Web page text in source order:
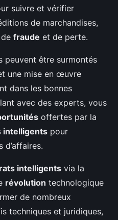
suivre et vérifier
de marchandises,
fraude et de perte.
peuvent être surmontés
une mise en œuvre
dans les bonnes
avec des experts, vous
offertes par la
intelligents pour
intelligents via la
révolution technologique
de nombreux
techniques et juridiques,